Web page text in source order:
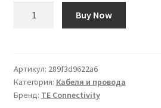
collegamento
apparecchiature
TE
Buy Now
Артикул: 289f3d9622a6
Категория: Кабеля и провода
Бренд: TE Connectivity